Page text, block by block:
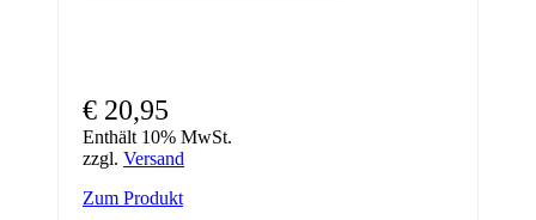
€ 20,95
Enthält 10% MwSt.
zzgl. Versand
Zum Produkt